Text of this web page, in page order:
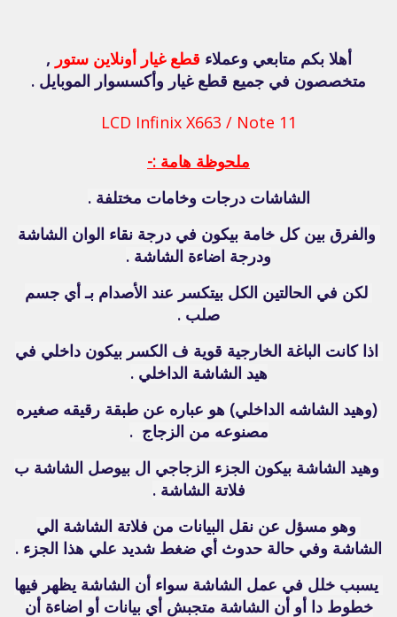
أهلا بكم متابعي وعملاء قطع غيار أونلاين ستور ,
متخصصون في جميع قطع غيار وأكسسوار الموبايل .
LCD Infinix X663 / Note 11
ملحوظة هامة :-
الشاشات درجات وخامات مختلفة .
والفرق بين كل خامة بيكون في درجة نقاء الوان الشاشة
ودرجة اضاءة الشاشة .
لكن في الحالتين الكل بيتكسر عند الأصدام بـ أي جسم
صلب .
اذا كانت الباغة الخارجية قوية ف الكسر بيكون داخلي في
هيد الشاشة الداخلي .
(وهيد الشاشه الداخلي) هو عباره عن طبقة رقيقه صغيره
مصنوعه من الزجاج .
وهيد الشاشة بيكون الجزء الزجاجي ال بيوصل الشاشة ب
فلاتة الشاشة .
وهو مسؤل عن نقل البيانات من فلاتة الشاشة الي
الشاشة وفي حالة حدوث أي ضغط شديد علي هذا الجزء .
يسبب خلل في عمل الشاشة سواء أن الشاشة يظهر فيها
خطوط دا أو أن الشاشة متجبش أي بيانات أو اضاءة أن